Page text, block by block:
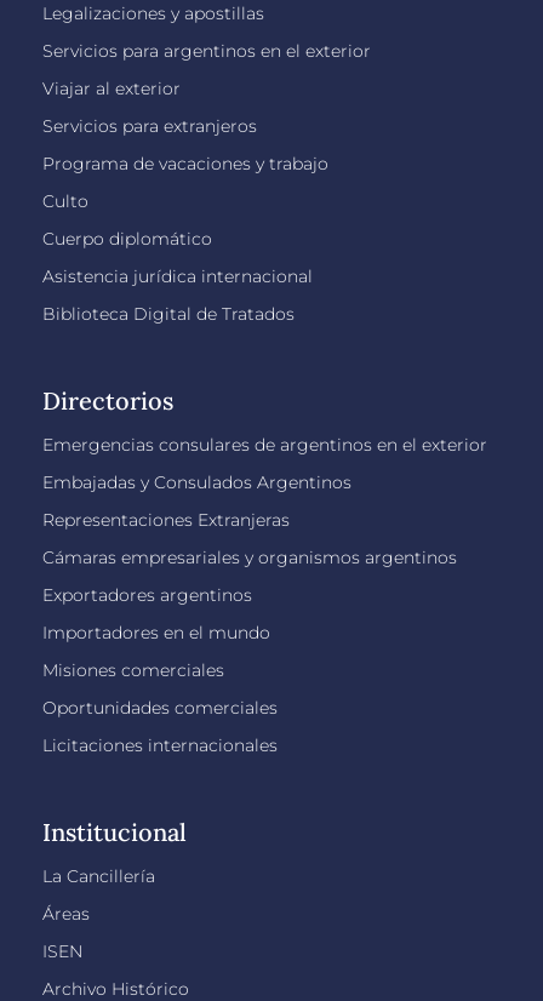
Legalizaciones y apostillas
Servicios para argentinos en el exterior
Viajar al exterior
Servicios para extranjeros
Programa de vacaciones y trabajo
Culto
Cuerpo diplomático
Asistencia jurídica internacional
Biblioteca Digital de Tratados
Directorios
Emergencias consulares de argentinos en el exterior
Embajadas y Consulados Argentinos
Representaciones Extranjeras
Cámaras empresariales y organismos argentinos
Exportadores argentinos
Importadores en el mundo
Misiones comerciales
Oportunidades comerciales
Licitaciones internacionales
Institucional
La Cancillería
Áreas
ISEN
Archivo Histórico